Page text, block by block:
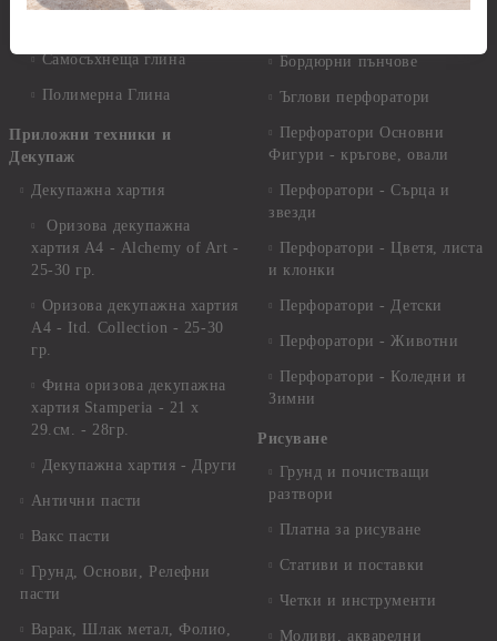
Самосъхнеща глина
Полимерна Глина
Приложни техники и
Декупаж
Декупажна хартия
Оризова декупажна
хартия А4 - Alchemy of Art -
25-30 гр.
Оризова декупажна хартия
А4 - Itd. Collection - 25-30
гр.
Фина оризова декупажна
хартия Stamperia - 21 х
29.см. - 28гр.
Декупажна хартия - Други
Антични пасти
Вакс пасти
Грунд, Основи, Релефни
пасти
Варак, Шлак метал, Фолио,
Бордюрни пънчове
Ъглови перфоратори
Перфоратори Основни
Фигури - кръгове, овали
Перфоратори - Сърца и
звезди
Перфоратори - Цветя, листа
и клонки
Перфоратори - Детски
Перфоратори - Животни
Перфоратори - Коледни и
Зимни
Рисуване
Грунд и почистващи
разтвори
Платна за рисуване
Стативи и поставки
Четки и инструменти
Моливи, акварелни